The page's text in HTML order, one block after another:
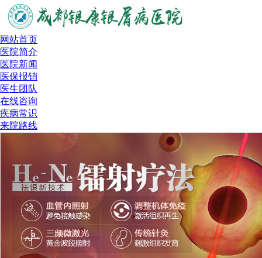
网站首页
医院简介
医院新闻
医保报销
医生团队
在线咨询
疾病常识
来院路线